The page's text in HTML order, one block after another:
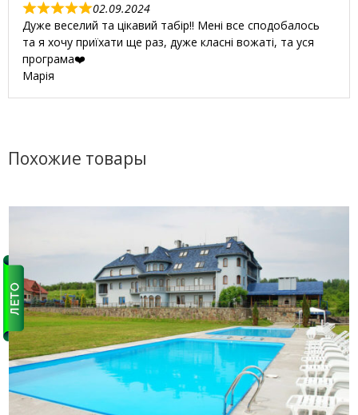
t
o
f
5
R
a
t
e
5
u
02.09.2024
Дуже веселий та цікавий табір!! Мені все сподобалось
та я хочу приїхати ще раз, дуже класні вожаті, та уся
програма❤️
Марія
Похожие товары